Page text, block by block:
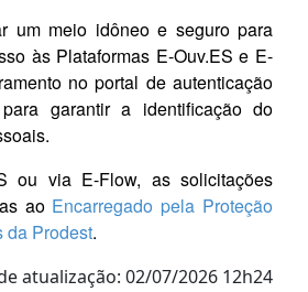
um meio idôneo e seguro para
às Plataformas E-Ouv.ES e E-
no portal de autenticação
garantir a identificação do
ou via E-Flow, as solicitações
ao Encarregado pela Proteção
da Prodest.
atualização: 02/07/2026 12h24